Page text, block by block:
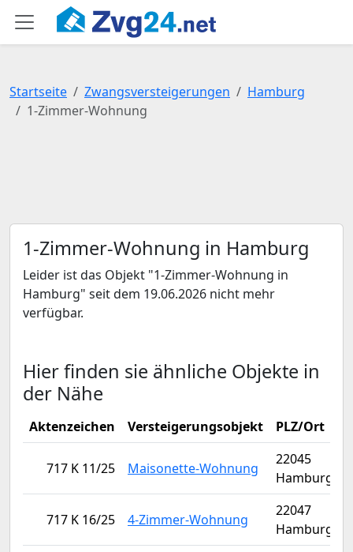
Startseite Zwangsversteigerungen
Hamburg
1-Zimmer-Wohnung
1-Zimmer-Wohnung in Hamburg
Leider ist das Objekt "1-Zimmer-Wohnung in
Hamburg" seit dem 19.06.2026 nicht mehr
verfügbar.
Hier finden sie ähnliche Objekte in
der Nähe
Aktenzeichen Versteigerungsobjekt PLZ/Ort
717 K 11/25 Maisonette-Wohnung
22045
Hamburg
717 K 16/25 4-Zimmer-Wohnung
22047
Hamburg